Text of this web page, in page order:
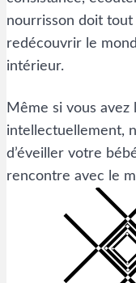
nourrisson doit
redécouvrir le
intérieur.
Même si vous avez
intellectuellement,
d’éveiller votre
rencontre avec le